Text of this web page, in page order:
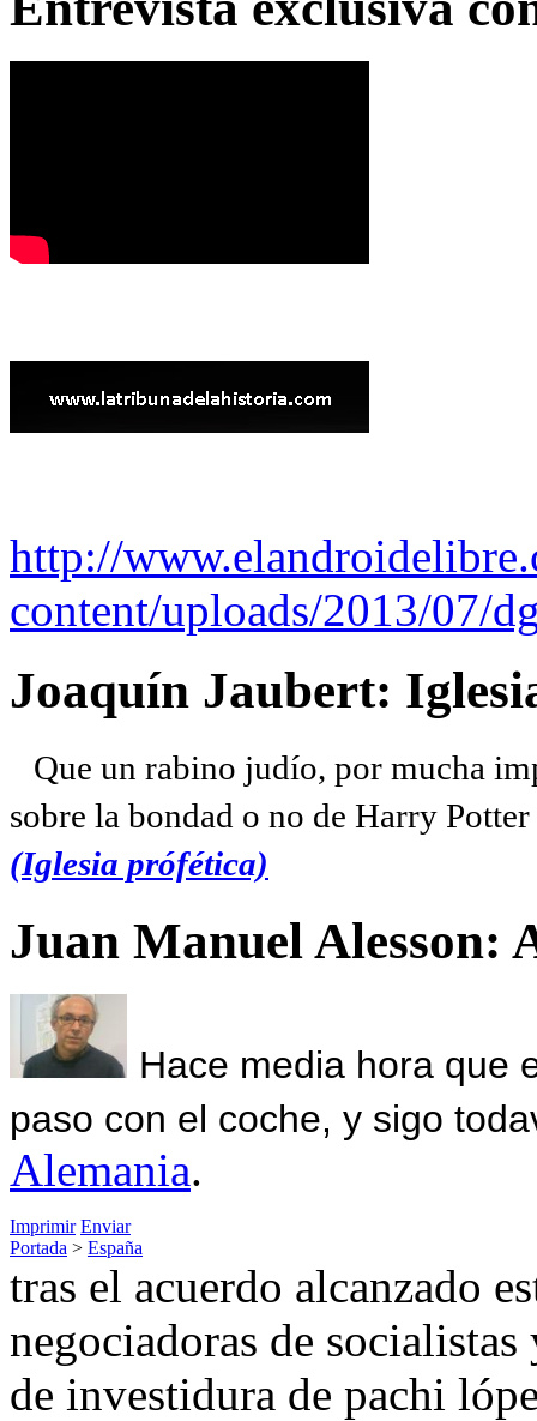
http://
content/uploads/2013/07/
Joaquín Jaubert:
Que un rabino judío, por mucha
sobre la bondad o no de Harry
(Iglesia prófética)
Juan Manuel Alesson:
Hace media hora que
paso con el coche, y sigo
Alemania.
Imprimir Enviar
Portada > España
tras el acuerdo alcanzado
negociadoras de
de investidura de pachi